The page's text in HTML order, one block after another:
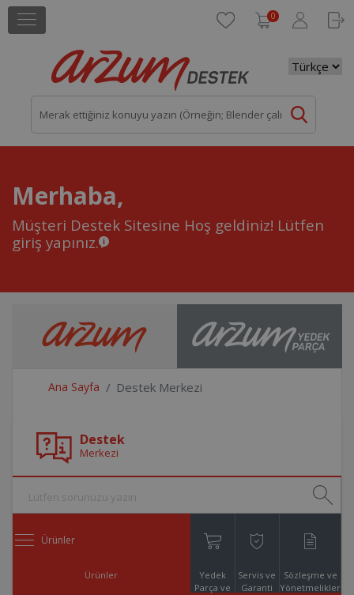
0
Merhaba,
Müşteri Destek Sitesine Hoş geldiniz! Lütfen
giriş yapınız.
Ana Sayfa Destek Merkezi
Destek
Merkezi
Ürünler
Ürünler
Yedek
Parça ve
Servis ve
Garanti
Sözleşme ve
Yönetmelikler